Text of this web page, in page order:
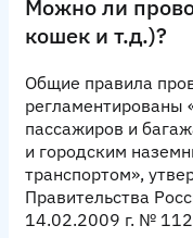
Можно ли
кошек и т.д.)?
Общие правила
регламентированы
пассажиров и
и городским
транспортом»,
Правительства
14.02.2009 г. №